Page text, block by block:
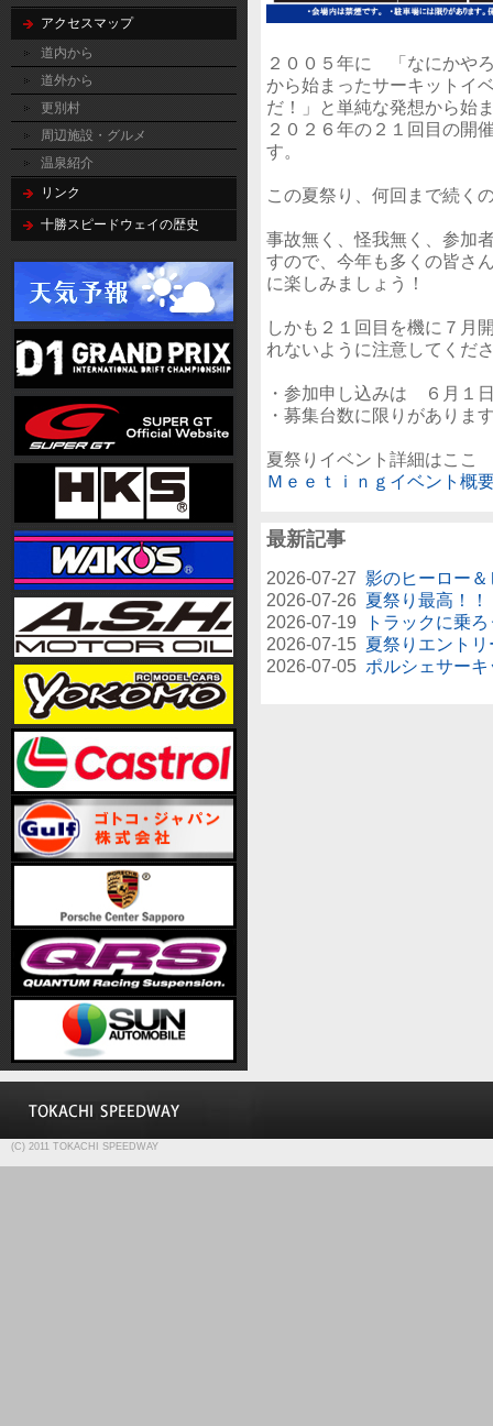
アクセスマップ
道内から
道外から
更別村
周辺施設・グルメ
温泉紹介
リンク
十勝スピードウェイの歴史
２００５年に　「なにかや
から始まったサーキットイ
だ！」と単純な発想から始
２０２６年の２１回目の開
す。
この夏祭り、何回まで続く
事故無く、怪我無く、参加
すので、今年も多くの皆さ
に楽しみましょう！
しかも２１回目を機に７月
れないように注意してくだ
・参加申し込みは　６月
・募集台数に限りがありま
夏祭りイベント詳細はこ
Ｍｅｅｔｉｎｇイベント概
最新記事
2026-07-27 影のヒーロー
2026-07-26 夏祭り最高！！
2026-07-19
トラックに乗
2026-07-15 夏祭りエント
2026-07-05 ポルシェサーキ
(C) 2011 TOKACHI SPEEDWAY